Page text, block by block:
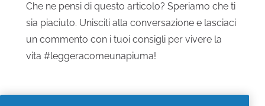
Che ne pensi di questo articolo? Speriamo che ti
sia piaciuto. Unisciti alla conversazione e lasciaci
un commento con i tuoi consigli per vivere la
vita #leggeracomeunapiuma!